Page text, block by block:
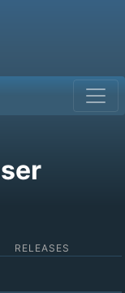
RELEASES